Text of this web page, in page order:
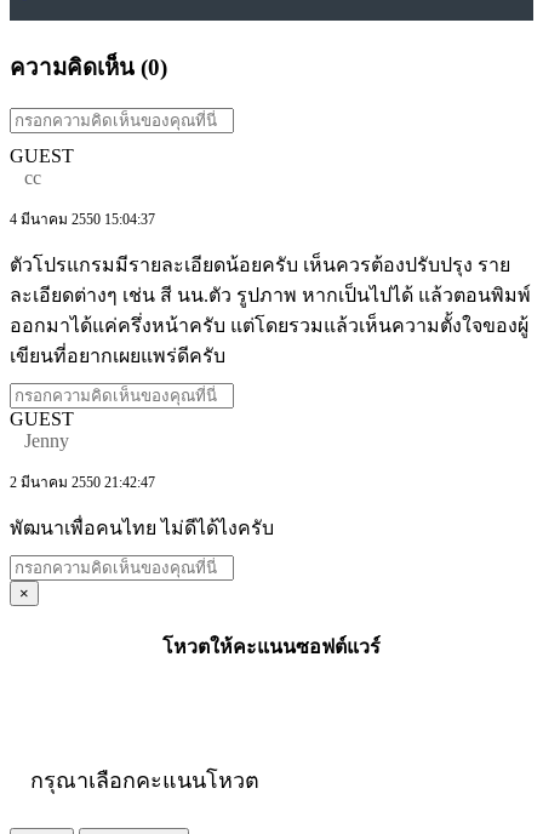
ความคิดเห็น (0)
GUEST
cc
4 มีนาคม 2550 15:04:37
ตัวโปรแกรมมีรายละเอียดน้อยครับ เห็นควรต้องปรับปรุง ราย
ละเอียดต่างๆ เช่น สี นน.ตัว รูปภาพ หากเป็นไปได้ แล้วตอนพิมพ์
ออกมาได้แค่ครึ่งหน้าครับ แต่โดยรวมแล้วเห็นความตั้งใจของผู้
เขียนที่อยากเผยแพร่ดีครับ
GUEST
Jenny
2 มีนาคม 2550 21:42:47
พัฒนาเพื่อคนไทย ไม่ดีได้ไงครับ
×
โหวตให้คะแนนซอฟต์แวร์
กรุณาเลือกคะแนนโหวต